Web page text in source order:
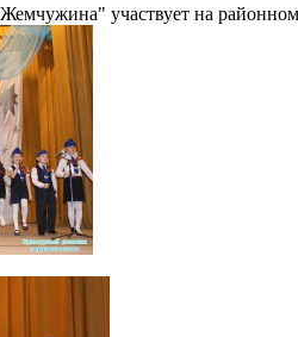
участвует на